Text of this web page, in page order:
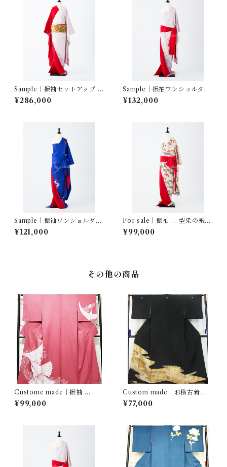
Sample｜振袖セットアップ …
飛鶴ぼかし／赤三越縮緬
¥286,000
Sample｜振袖ワンショルダ
ー… 飛鶴ぼかし
¥132,000
Sample｜振袖ワンショルダ
ー… 枝花文 蛍暈し
¥121,000
For sale｜振袖 … 型染の飛鶴
文様
¥99,000
その他の商品
Custome made｜振袖 … 友
禅染 孔雀文
¥99,000
Custom made｜お稽古着…霞
流水花文
¥77,000